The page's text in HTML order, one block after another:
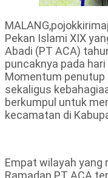
Pekan Islami XIX
Abadi (PT ACA)
puncaknya pada
Momentum penutup
sekaligus
berkumpul untuk
kecamatan di
Empat wilayah yang
Ramadan PT ACA